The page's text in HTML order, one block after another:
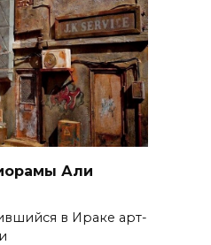
Али
в Ираке арт-